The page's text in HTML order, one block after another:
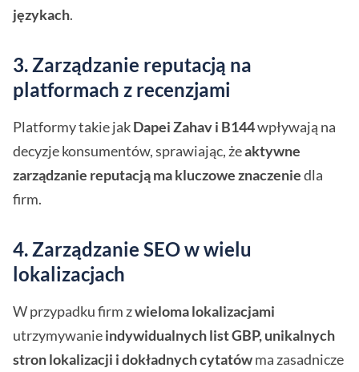
językach.
3. Zarządzanie reputacją na
platformach z recenzjami
Platformy takie jakDapei Zahav i B144wpływają na
decyzje konsumentów, sprawiając, żeaktywne
zarządzanie reputacją ma kluczowe znaczeniedla
firm.
4. Zarządzanie SEO w wielu
lokalizacjach
W przypadku firm zwieloma lokalizacjami
utrzymywanieindywidualnych list GBP, unikalnych
stron lokalizacji i dokładnych cytatówma zasadnicze